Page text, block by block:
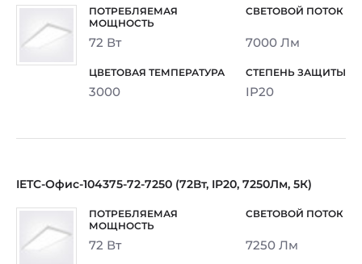
72 Вт 7000 Лм
3000 IP20
IETC-Офис-104375-72-7250 (72Вт, IP20, 7250Лм, 5К)
72 Вт 7250 Лм